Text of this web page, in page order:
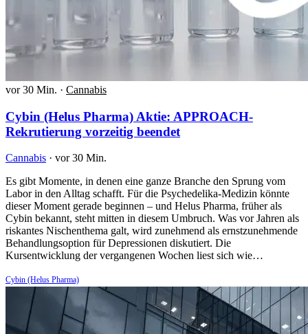
vor 30 Min. · Cannabis
Cybin (Helus Pharma) Aktie: APPROACH-
Rekrutierung vorzeitig beendet
Cannabis · vor 30 Min.
Es gibt Momente, in denen eine ganze Branche den Sprung vom
Labor in den Alltag schafft. Für die Psychedelika-Medizin könnte
dieser Moment gerade beginnen – und Helus Pharma, früher als
Cybin bekannt, steht mitten in diesem Umbruch. Was vor Jahren als
riskantes Nischenthema galt, wird zunehmend als ernstzunehmende
Behandlungsoption für Depressionen diskutiert. Die
Kursentwicklung der vergangenen Wochen liest sich wie…
Cybin (Helus Pharma)